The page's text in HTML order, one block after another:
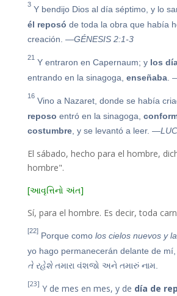
3Y bendijo Dios al día séptimo, y lo
él reposó de toda la obra que había
creación. —GÉNESIS 2:1-3
21 Y entraron en Capernaum; y los
entrando en la sinagoga, enseñaba.
16Vino a Nazaret, donde se había
reposo entró en la sinagoga,
costumbre, y se levantó a leer.
El sábado, hecho para el hombre,
hombre".
[આવૃત્તિનો અંત]
Sí, para el hombre. Es decir, toda
[22]Porque como los cielos nuevos y
yo hago permanecerán delante de mí,
તે રહેશેતમારા વંશજો અને તમારું નામ.
[23] Y de mes en mes, y de día de